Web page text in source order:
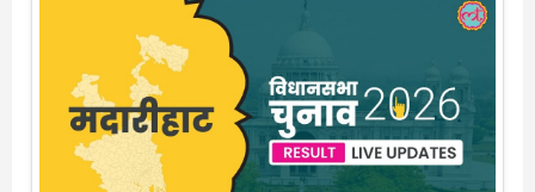
कौन पीछे से लेकर किस तरफ जा रहें है रुझान. साथ ही पाइए इस सीट पर हो
रही हर एक हलचल की अपडेट वो भी रियल टाइम में